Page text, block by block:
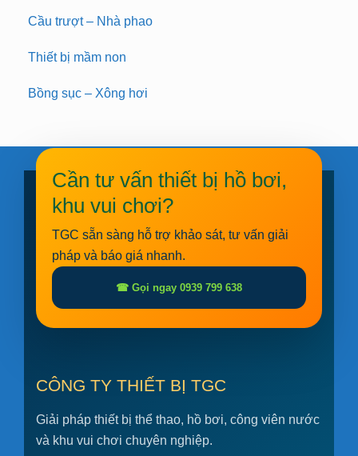
Cầu trượt – Nhà phao
Thiết bị mầm non
Bồng sục – Xông hơi
Cần tư vấn thiết bị hồ bơi,
khu vui chơi?
TGC sẵn sàng hỗ trợ khảo sát, tư vấn giải
pháp và báo giá nhanh.
☎ Gọi ngay 0939 799 638
CÔNG TY THIẾT BỊ TGC
Giải pháp thiết bị thể thao, hồ bơi, công viên nước
và khu vui chơi chuyên nghiệp.